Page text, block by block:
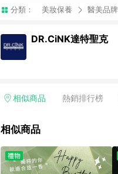
分類： 美妝保養 醫美品牌
DR.CiNK達特聖克
相似商品 熱銷排行榜
相似商品